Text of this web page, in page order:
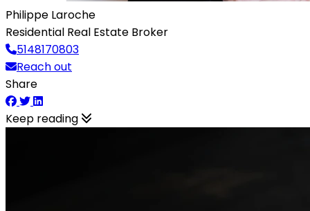
Philippe Laroche
Residential Real Estate Broker
5148170803
Reach out
Share
Keep reading